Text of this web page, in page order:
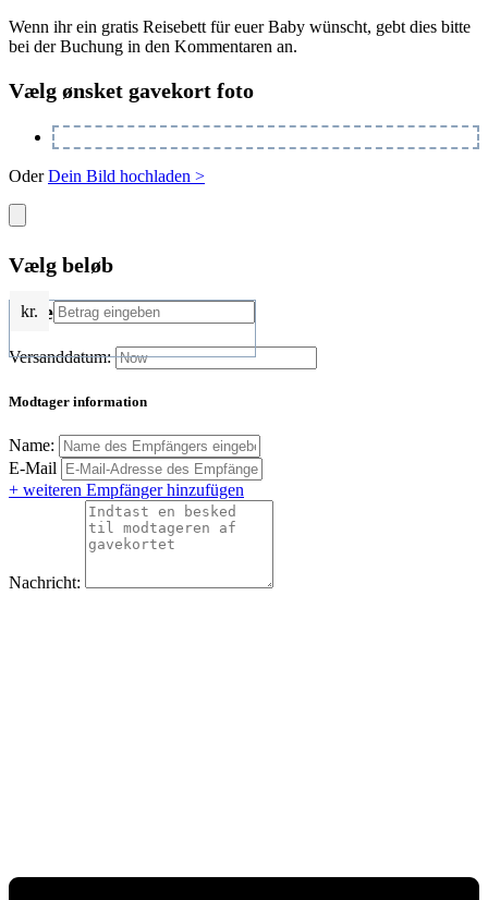
Wenn ihr ein gratis Reisebett für euer Baby wünscht, gebt dies bitte
bei der Buchung in den Kommentaren an.
Vælg ønsket gavekort foto
OderDein Bild hochladen >
Vælg beløb
kr.
Leveringsinformation
Versanddatum:
Modtager information
Name:
E-Mail
+ weiteren Empfänger hinzufügen
Nachricht: